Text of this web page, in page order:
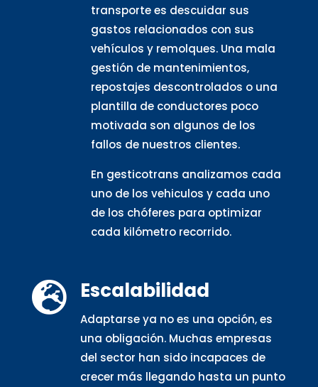
transporte es descuidar sus
gastos relacionados con sus
vehículos y remolques. Una mala
gestión de mantenimientos,
repostajes descontrolados o una
plantilla de conductores poco
motivada son algunos de los
fallos de nuestros clientes.
En gesticotrans analizamos cada
uno de los vehiculos y cada uno
de los chóferes para optimizar
cada kilómetro recorrido.
 Escalabilidad
Adaptarse ya no es una opción, es
una obligación. Muchas empresas
del sector han sido incapaces de
crecer más llegando hasta un punto